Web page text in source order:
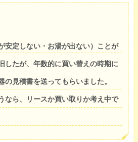
安定しない・お湯が出ない）ことが
したが、年数的に買い替えの時期に
の見積書を送ってもらいました。
なら、リースか買い取りか考え中で